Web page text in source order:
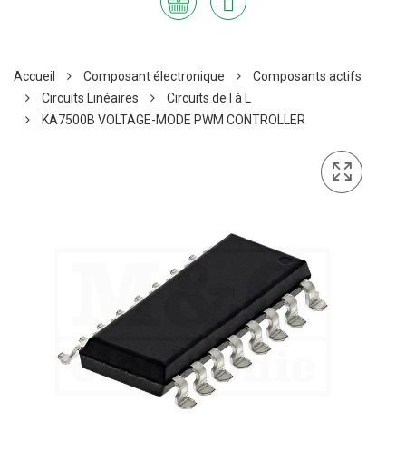
Accueil Composant électronique
Composants actifs
Circuits Linéaires
Circuits de I à L
KA7500B VOLTAGE-MODE PWM CONTROLLER